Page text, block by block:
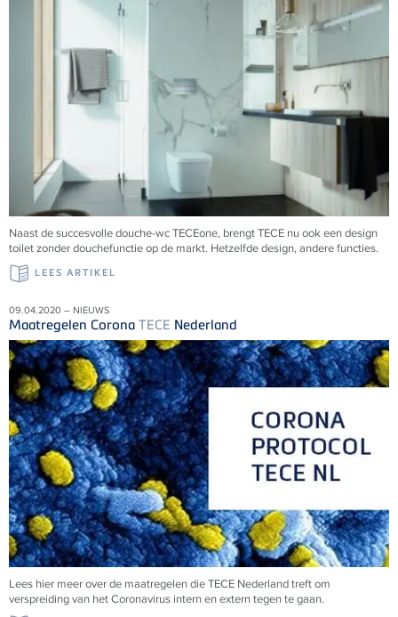
Naast de succesvolle douche-wc TECEone, brengt TECE nu ook een design
toilet zonder douchefunctie op de markt. Hetzelfde design, andere functies.
LEES ARTIKEL
09.04.2020 – NIEUWS
Maatregelen Corona TECE Nederland
Lees hier meer over de maatregelen die TECE Nederland treft om
verspreiding van het Coronavirus intern en extern tegen te gaan.